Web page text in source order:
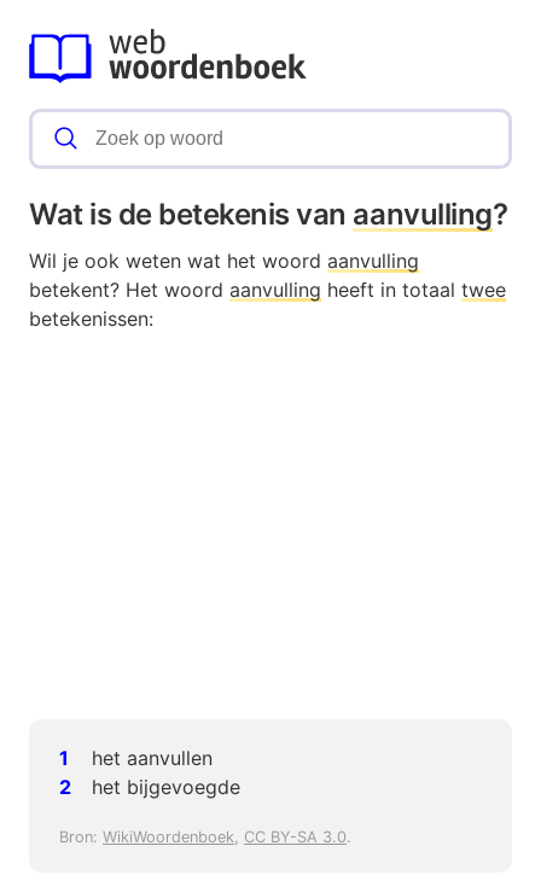
Wat is de betekenis van aanvulling?
Wil je ook weten wat het woord aanvulling
betekent? Het woord aanvulling heeft in totaal twee
betekenissen:
het aanvullen
het bijgevoegde
Bron: WikiWoordenboek, CC BY-SA 3.0.